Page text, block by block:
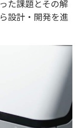
た課題とその解
設計・開発を進